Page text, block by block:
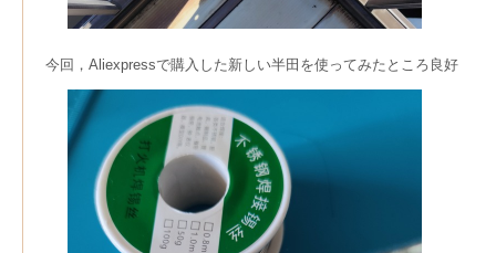
今回，Aliexpressで購入した新しい半田を使ってみたところ良好